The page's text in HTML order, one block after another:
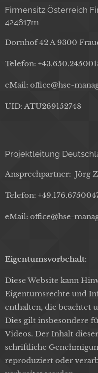
Firmensitz Österreich
424617m
Dornhof 42 A 9300
Telefon:
eMail: office@hse-
UID: ATU269152748
Projektleitung
Ansprechpartner: Jörg
Telefon:
eMail: office@hse-
Eigentumsvorbehalt:
Diese Website kann
Eigentumsrechte und
enthalten, die beachtet
Dies gilt insbesondere
Videos. Der Inhalt
schriftliche
reproduziert oder